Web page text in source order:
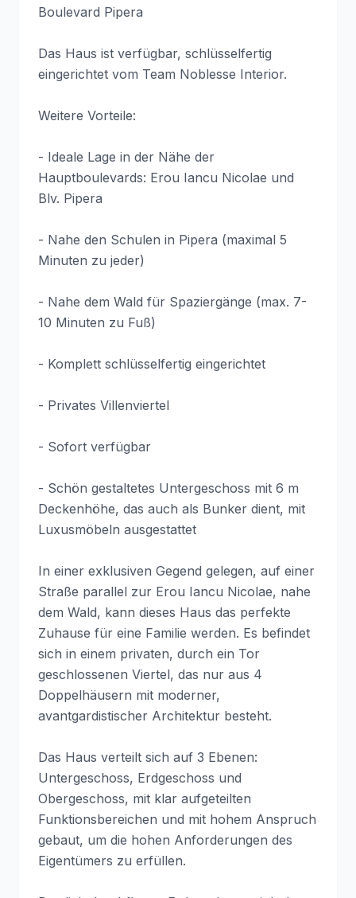
Boulevard Pipera
Das Haus ist verfügbar, schlüsselfertig
eingerichtet vom Team Noblesse Interior.
Weitere Vorteile:
- Ideale Lage in der Nähe der
Hauptboulevards: Erou Iancu Nicolae und
Blv. Pipera
- Nahe den Schulen in Pipera (maximal 5
Minuten zu jeder)
- Nahe dem Wald für Spaziergänge (max. 7-
10 Minuten zu Fuß)
- Komplett schlüsselfertig eingerichtet
- Privates Villenviertel
- Sofort verfügbar
- Schön gestaltetes Untergeschoss mit 6 m
Deckenhöhe, das auch als Bunker dient, mit
Luxusmöbeln ausgestattet
In einer exklusiven Gegend gelegen, auf einer
Straße parallel zur Erou Iancu Nicolae, nahe
dem Wald, kann dieses Haus das perfekte
Zuhause für eine Familie werden. Es befindet
sich in einem privaten, durch ein Tor
geschlossenen Viertel, das nur aus 4
Doppelhäusern mit moderner,
avantgardistischer Architektur besteht.
Das Haus verteilt sich auf 3 Ebenen:
Untergeschoss, Erdgeschoss und
Obergeschoss, mit klar aufgeteilten
Funktionsbereichen und mit hohem Anspruch
gebaut, um die hohen Anforderungen des
Eigentümers zu erfüllen.